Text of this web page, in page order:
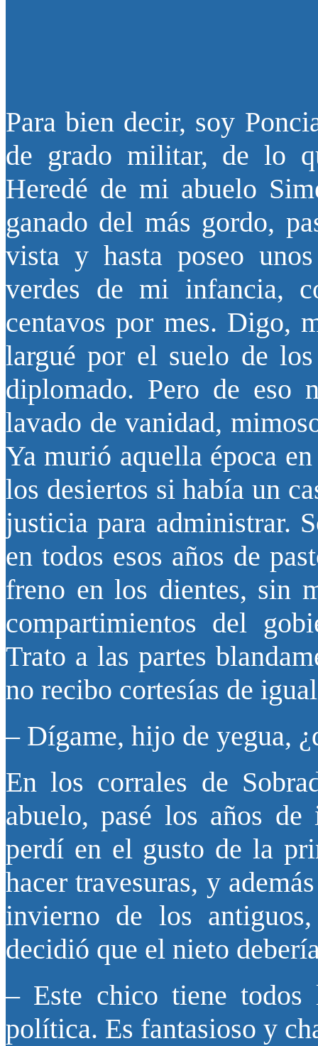
Para bien decir, soy
de grado militar, de lo
Heredé de mi abuelo
ganado del más gordo,
vista y hasta poseo
verdes de mi infancia,
centavos por mes. Digo,
largué por el suelo de
diplomado. Pero de eso
lavado de vanidad,
Ya murió aquella época
los desiertos si había un
justicia para administrar.
en todos esos años de
freno en los dientes, sin
compartimientos del
Trato a las partes
no recibo cortesías de
– Dígame, hijo de yegua,
En los corrales de
abuelo, pasé los años
perdí en el gusto de la
hacer travesuras, y
invierno de los
decidió que el nieto
– Este chico tiene
política. Es fantasioso y